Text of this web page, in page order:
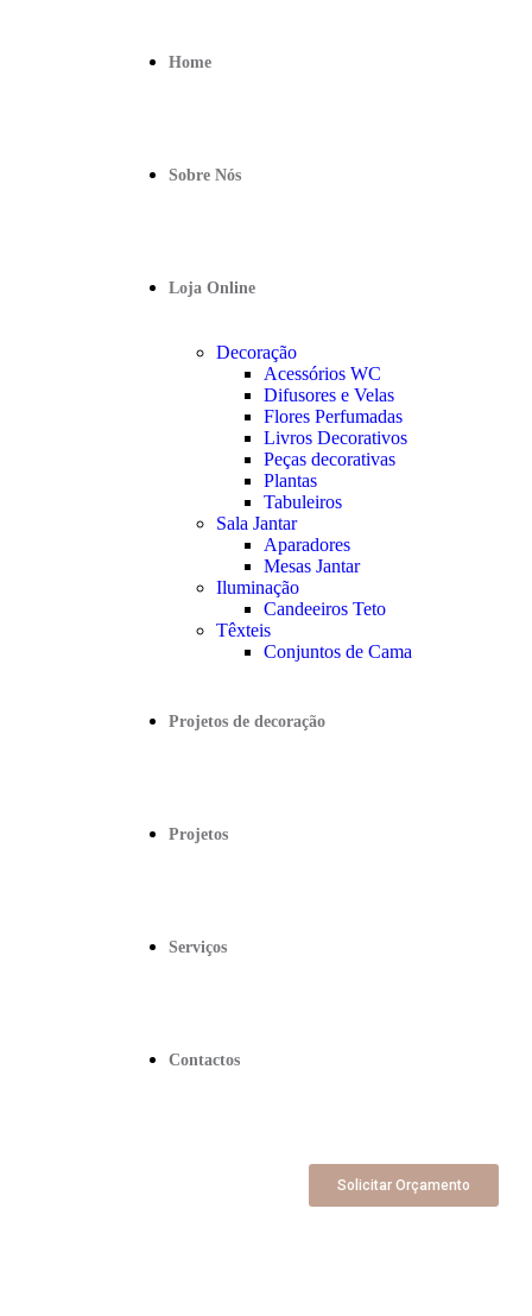
Home
Sobre Nós
Loja Online
Decoração
Acessórios WC
Difusores e Velas
Flores Perfumadas
Livros Decorativos
Peças decorativas
Plantas
Tabuleiros
Sala Jantar
Aparadores
Mesas Jantar
Iluminação
Candeeiros Teto
Têxteis
Conjuntos de Cama
Projetos de decoração
Projetos
Serviços
Contactos
Solicitar Orçamento